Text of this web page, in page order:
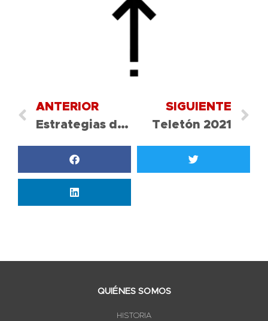
ANTERIOR
Estrategias de Transición Kinder
SIGUIENTE
Teletón 2021
QUIÉNES SOMOS
HISTORIA